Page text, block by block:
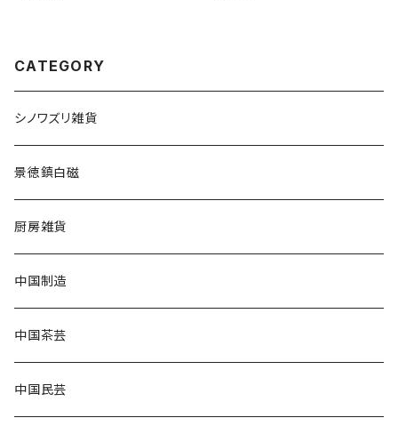
CATEGORY
シノワズリ雑貨
景徳鎮白磁
厨房雑貨
中国制造
中国茶芸
中国民芸